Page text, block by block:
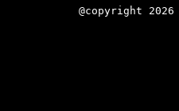
@copyright